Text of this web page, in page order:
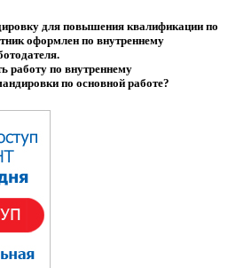
для повышения квалификации по
оформлен по внутреннему
работу по внутреннему
по основной работе?